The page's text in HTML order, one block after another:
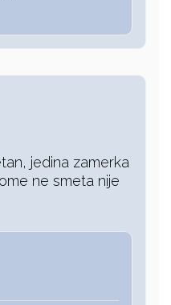
jedina zamerka
ne smeta nije